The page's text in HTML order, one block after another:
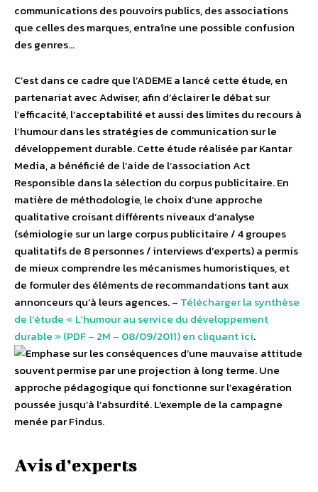
communications des pouvoirs publics, des associations
que celles des marques, entraîne une possible confusion
des genres…
C’est dans ce cadre que l’ADEME a lancé cette étude, en
partenariat avec Adwiser, afin d’éclairer le débat sur
l’efficacité, l’acceptabilité et aussi des limites du recours à
l’humour dans les stratégies de communication sur le
développement durable. Cette étude réalisée par Kantar
Media, a bénéficié de l’aide de l’association Act
Responsible dans la sélection du corpus publicitaire. En
matière de méthodologie, le choix d’une approche
qualitative croisant différents niveaux d’analyse
(sémiologie sur un large corpus publicitaire / 4 groupes
qualitatifs de 8 personnes / interviews d’experts) a permis
de mieux comprendre les mécanismes humoristiques, et
de formuler des éléments de recommandations tant aux
annonceurs qu’à leurs agences. – Télécharger la synthèse
de l’étude « L’humour au service du développement
durable » (PDF – 2M – 08/09/2011) en cliquant ici.
Avis d’experts